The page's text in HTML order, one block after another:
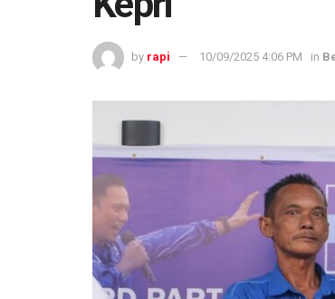
by rapi 10/09/2025 4:06 PM in